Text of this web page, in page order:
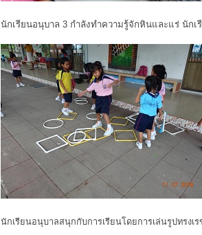
นักเรียนอนุบาล 3 กำลังทำความรู้จักหินและแร่ นัก
นักเรียนอนุบาลสนุกกับการเรียนโดยการเล่นรูปทรง